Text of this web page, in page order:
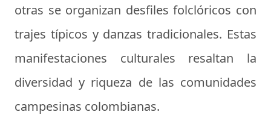
otras se organizan desfiles folclóricos con
trajes típicos y danzas tradicionales. Estas
manifestaciones culturales resaltan la
diversidad y riqueza de las comunidades
campesinas colombianas.